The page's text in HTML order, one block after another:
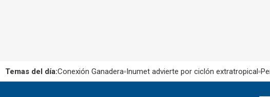
Temas del día:Conexión Ganadera Inumet advierte por ciclón extratropical